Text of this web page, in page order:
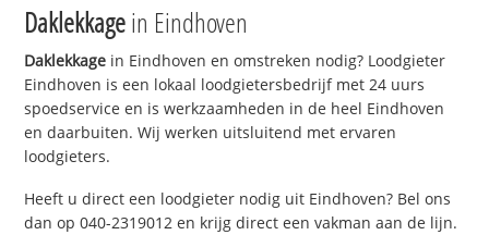
Daklekkagein Eindhoven
Daklekkage in Eindhoven en omstreken nodig? Loodgieter
Eindhoven is een lokaal loodgietersbedrijf met 24 uurs
spoedservice en is werkzaamheden in de heel Eindhoven
en daarbuiten. Wij werken uitsluitend met ervaren
loodgieters.
Heeft u direct een loodgieter nodig uit Eindhoven? Bel ons
dan op 040-2319012 en krijg direct een vakman aan de lijn.